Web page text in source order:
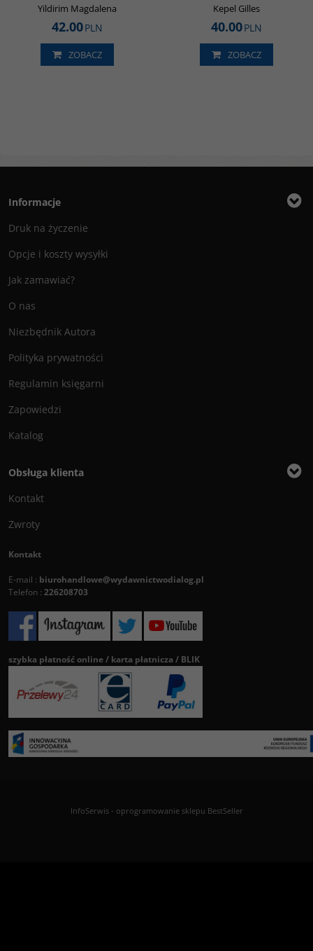
Yildirim Magdalena
42.00PLN
ZOBACZ
Kepel Gilles
40.00PLN
ZOBACZ
Informacje
Druk na życzenie
Opcje i koszty wysyłki
Jak zamawiać?
O nas
Niezbędnik Autora
Polityka prywatności
Regulamin księgarni
Zapowiedzi
Katalog
Obsługa klienta
Kontakt
Zwroty
Kontakt
E-mail : biurohandlowe@wydawnictwodialog.pl
Telefon : 226208703
szybka płatność online / karta płatnicza / BLIK
InfoSerwis- oprogramowanie sklepu BestSeller